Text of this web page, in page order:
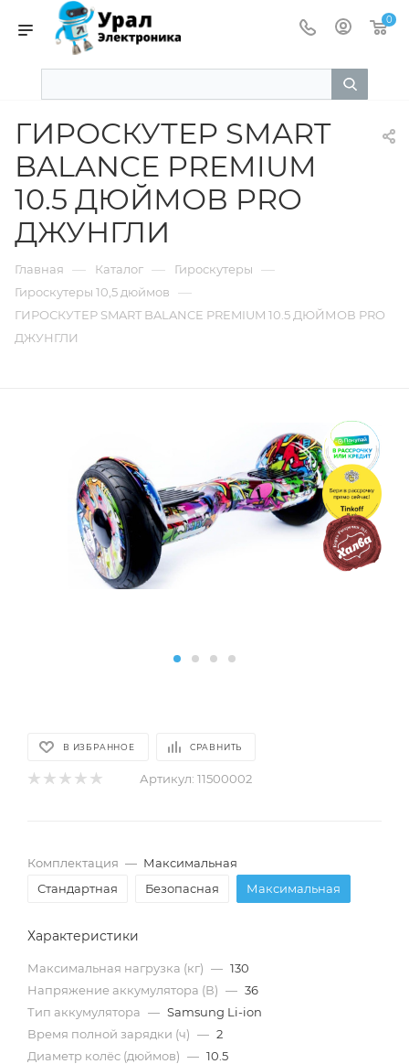
0
ГИРОСКУТЕР SMART
BALANCE PREMIUM
10.5 ДЮЙМОВ PRO
ДЖУНГЛИ
Главная — Каталог — Гироскутеры —
Гироскутеры 10,5 дюймов —
ГИРОСКУТЕР SMART BALANCE PREMIUM 10.5 ДЮЙМОВ PRO
ДЖУНГЛИ
В ИЗБРАННОЕ СРАВНИТЬ
Артикул: 11500002
Комплектация — Максимальная
Стандартная
Безопасная Максимальная
Характеристики
Максимальная нагрузка (кг) — 130
Напряжение аккумулятора (В) — 36
Тип аккумулятора — Samsung Li-ion
Время полной зарядки (ч) — 2
Диаметр колёс (дюймов) — 10.5